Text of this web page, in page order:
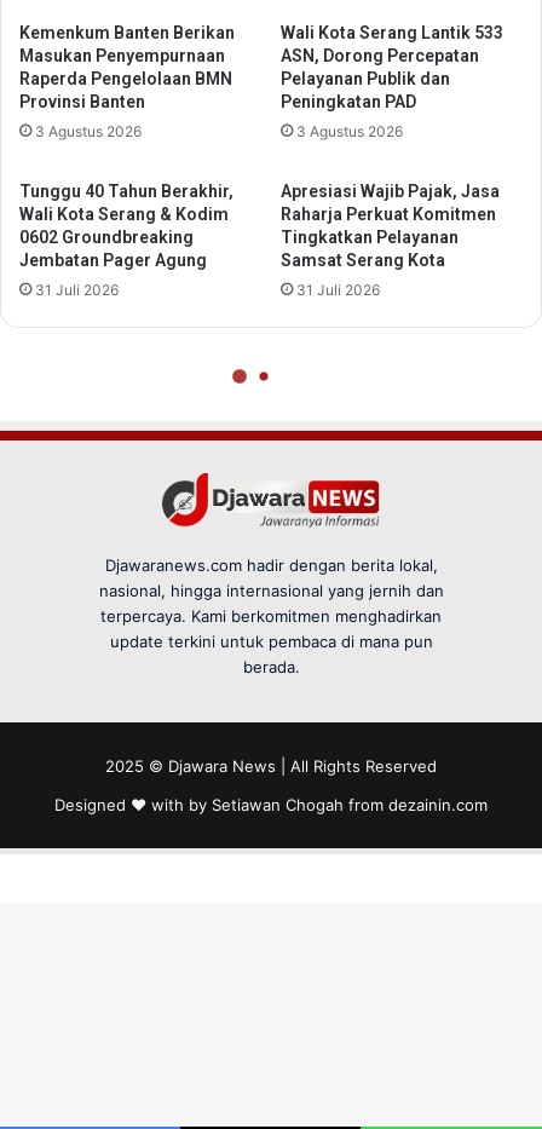
Djawaranews.com hadir dengan berita lokal,
nasional, hingga internasional yang jernih dan
terpercaya. Kami berkomitmen menghadirkan
update terkini untuk pembaca di mana pun
berada.
2025 © Djawara News | All Rights Reserved
Designed ❤️ with by Setiawan Chogah from dezainin.com